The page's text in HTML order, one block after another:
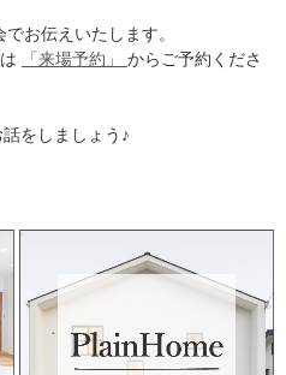
お伝えいたします。
「来場予約」 からご予約くださ
をしましょう♪